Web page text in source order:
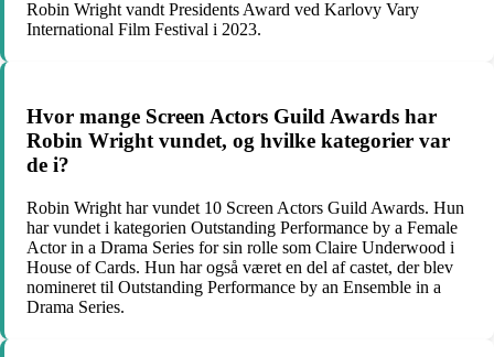
Robin Wright vandt Presidents Award ved Karlovy Vary
International Film Festival i 2023.
Hvor mange Screen Actors Guild Awards har
Robin Wright vundet, og hvilke kategorier var
de i?
Robin Wright har vundet 10 Screen Actors Guild Awards. Hun
har vundet i kategorien Outstanding Performance by a Female
Actor in a Drama Series for sin rolle som Claire Underwood i
House of Cards. Hun har også været en del af castet, der blev
nomineret til Outstanding Performance by an Ensemble in a
Drama Series.